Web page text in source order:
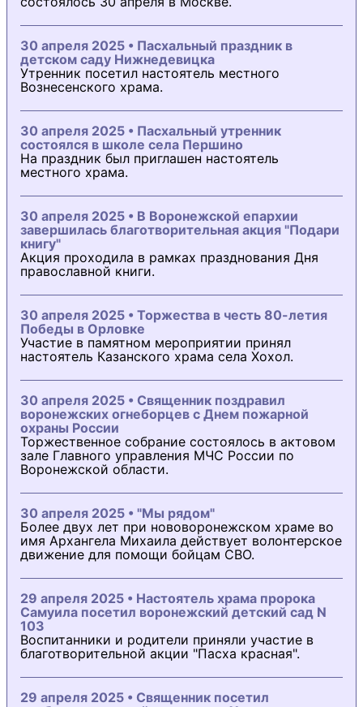
30 апреля 2025 • Пасхальный праздник в
детском саду Нижнедевицка
Утренник посетил настоятель местного
Вознесенского храма.
30 апреля 2025 • Пасхальный утренник
состоялся в школе села Першино
На праздник был приглашен настоятель
местного храма.
30 апреля 2025 • В Воронежской епархии
завершилась благотворительная акция "Подари
книгу"
Акция проходила в рамках празднования Дня
православной книги.
30 апреля 2025 • Торжества в честь 80-летия
Победы в Орловке
Участие в памятном мероприятии принял
настоятель Казанского храма села Хохол.
30 апреля 2025 • Священник поздравил
воронежских огнеборцев с Днем пожарной
охраны России
Торжественное собрание состоялось в актовом
зале Главного управления МЧС России по
Воронежской области.
30 апреля 2025 • "Мы рядом"
Более двух лет при нововоронежском храме во
имя Архангела Михаила действует волонтерское
движение для помощи бойцам СВО.
29 апреля 2025 • Настоятель храма пророка
Самуила посетил воронежский детский сад N
103
Воспитанники и родители приняли участие в
благотворительной акции "Пасха красная".
29 апреля 2025 • Священник посетил